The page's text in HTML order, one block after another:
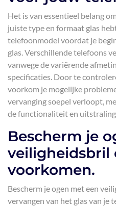
Het is van essentieel belang
juiste type en formaat glas
telefoonmodel voordat je
glas. Verschillende telefoons
vanwege de variërende
specificaties. Door te
voorkom je mogelijke
vervanging soepel verloopt,
de functionaliteit en
Bescherm je
veiligheidsbril
voorkomen.
Bescherm je ogen met een
vervangen van het glas van je